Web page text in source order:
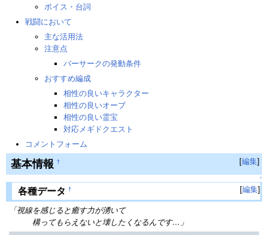
ボイス・台詞
戦闘において
主な活用法
注意点
バーサークの発動条件
おすすめ編成
相性の良いキャラクター
相性の良いオーブ
相性の良い霊宝
対応メギドクエスト
コメントフォーム
基本情報 † [編集]
↑
各種データ † [編集]
「視線を感じると癒す力が湧いて
構ってもらえないと壊したくなるんです…」